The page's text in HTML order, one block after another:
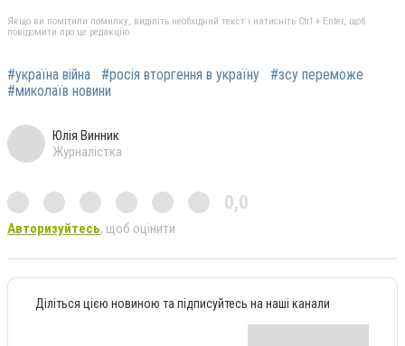
Якщо ви помітили помилку, виділіть необхідний текст і натисніть Ctrl + Enter, щоб
повідомити про це редакцію
#україна війна #росія вторгення в україну
#зсу переможе
#миколаїв новини
Юлія Винник
Журналістка
0,0
Авторизуйтесь, щоб оцінити
Діліться цією новиною та підписуйтесь на наші канали